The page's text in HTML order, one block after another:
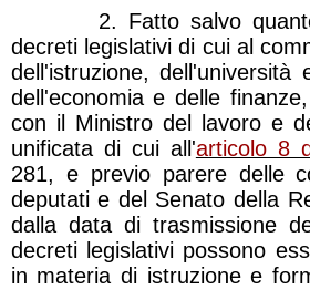
2. Fatto salvo quanto
decreti legislativi di cui al
dell'istruzione,
dell'economia e delle
con il Ministro del lavoro e
unificata di cui all'articolo 8
281, e previo parere delle
deputati e del Senato della
dalla data di trasmissione
decreti legislativi possono
in materia di istruzione e